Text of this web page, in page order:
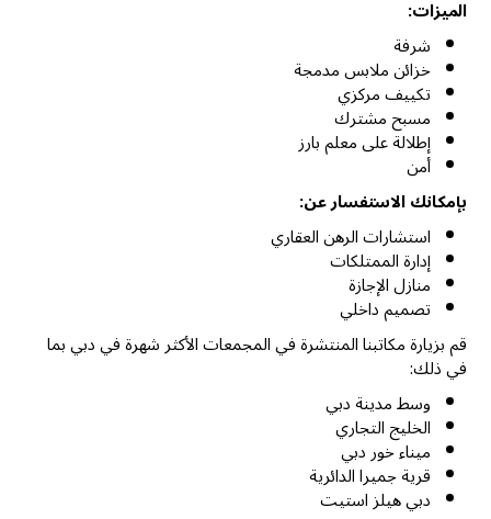
الميزات:
شرفة
خزائن ملابس مدمجة
تكييف مركزي
مسبح مشترك
إطلالة على معلم بارز
أمن
بإمكانك الاستفسار عن:
استشارات الرهن العقاري
إدارة الممتلكات
منازل الإجازة
تصميم داخلي
قم بزيارة مكاتبنا المنتشرة في المجمعات الأكثر شهرة في دبي بما
في ذلك:
وسط مدينة دبي
الخليج التجاري
ميناء خور دبي
قرية جميرا الدائرية
دبي هيلز استيت